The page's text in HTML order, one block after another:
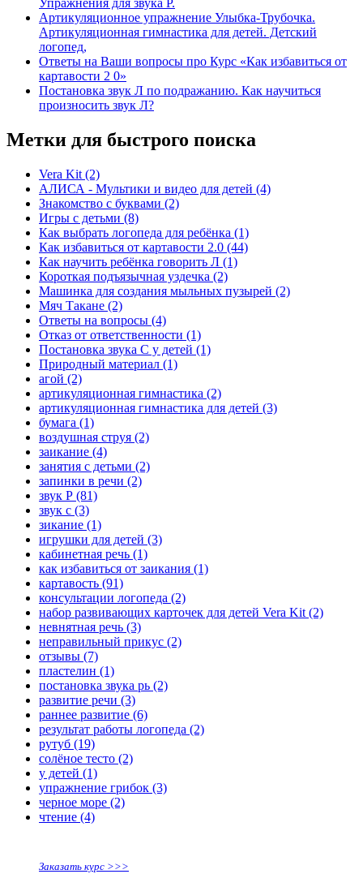
Упражнения для звука Р.
Артикуляционное упражнение Улыбка-Трубочка.
Артикуляционная гимнастика для детей. Детский
логопед,
Ответы на Ваши вопросы про Курс «Как избавиться от
картавости 2 0»
Постановка звук Л по подражанию. Как научиться
произносить звук Л?
Метки для быстрого поиска
Vera Kit (2)
АЛИСА - Мультики и видео для детей (4)
Знакомство с буквами (2)
Игры с детьми (8)
Как выбрать логопеда для ребёнка (1)
Как избавиться от картавости 2.0 (44)
Как научить ребёнка говорить Л (1)
Короткая подъязычная уздечка (2)
Машинка для создания мыльных пузырей (2)
Мяч Такане (2)
Ответы на вопросы (4)
Отказ от ответственности (1)
Постановка звука С у детей (1)
Природный материал (1)
агой (2)
артикуляционная гимнастика (2)
артикуляционная гимнастика для детей (3)
бумага (1)
воздушная струя (2)
заикание (4)
занятия с детьми (2)
запинки в речи (2)
звук Р (81)
звук с (3)
зикание (1)
игрушки для детей (3)
кабинетная речь (1)
как избавиться от заикания (1)
картавость (91)
консультации логопеда (2)
набор развивающих карточек для детей Vera Kit (2)
невнятная речь (3)
неправильный прикус (2)
отзывы (7)
пластелин (1)
постановка звука рь (2)
развитие речи (3)
раннее развитие (6)
результат работы логопеда (2)
рутуб (19)
солёное тесто (2)
у детей (1)
упражнение грибок (3)
черное море (2)
чтение (4)
Заказать курс >>>